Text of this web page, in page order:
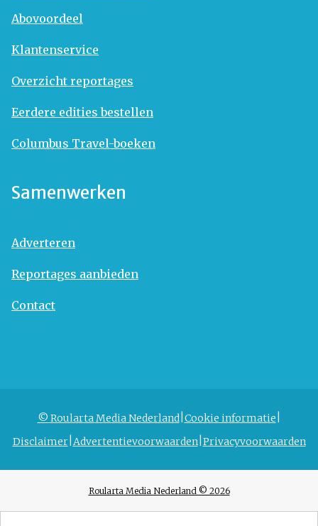
Abovoordeel
Klantenservice
Overzicht reportages
Eerdere edities bestellen
Columbus Travel-boeken
Samenwerken
Adverteren
Reportages aanbieden
Contact
© Roularta Media Nederland Cookie informatie
Disclaimer Advertentievoorwaarden Privacyvoorwaarden
Roularta Media Nederland © 2026